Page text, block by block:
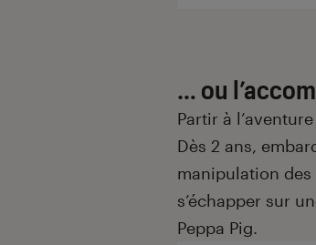
… ou
Partir à
Dès 2 ans,
manipulation
s’échapper sur
Peppa Pig.